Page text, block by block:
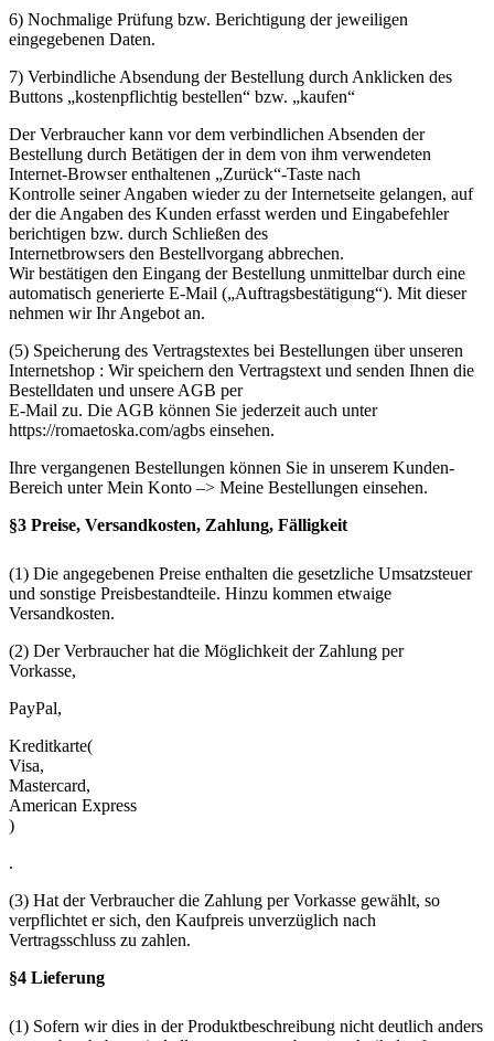
6) Nochmalige Prüfung bzw. Berichtigung der jeweiligen
eingegebenen Daten.
7) Verbindliche Absendung der Bestellung durch Anklicken des
Buttons „kostenpflichtig bestellen“ bzw. „kaufen“
Der Verbraucher kann vor dem verbindlichen Absenden der
Bestellung durch Betätigen der in dem von ihm verwendeten
Internet-Browser enthaltenen „Zurück“-Taste nach
Kontrolle seiner Angaben wieder zu der Internetseite gelangen, auf
der die Angaben des Kunden erfasst werden und Eingabefehler
berichtigen bzw. durch Schließen des
Internetbrowsers den Bestellvorgang abbrechen.
Wir bestätigen den Eingang der Bestellung unmittelbar durch eine
automatisch generierte E-Mail („Auftragsbestätigung“). Mit dieser
nehmen wir Ihr Angebot an.
(5) Speicherung des Vertragstextes bei Bestellungen über unseren
Internetshop : Wir speichern den Vertragstext und senden Ihnen die
Bestelldaten und unsere AGB per
E-Mail zu. Die AGB können Sie jederzeit auch unter
https://romaetoska.com/agbs einsehen.
Ihre vergangenen Bestellungen können Sie in unserem Kunden-
Bereich unter Mein Konto –> Meine Bestellungen einsehen.
§3 Preise, Versandkosten, Zahlung, Fälligkeit
(1) Die angegebenen Preise enthalten die gesetzliche Umsatzsteuer
und sonstige Preisbestandteile. Hinzu kommen etwaige
Versandkosten.
(2) Der Verbraucher hat die Möglichkeit der Zahlung per
Vorkasse,
PayPal,
Kreditkarte(
Visa,
Mastercard,
American Express
)
.
(3) Hat der Verbraucher die Zahlung per Vorkasse gewählt, so
verpflichtet er sich, den Kaufpreis unverzüglich nach
Vertragsschluss zu zahlen.
§4 Lieferung
(1) Sofern wir dies in der Produktbeschreibung nicht deutlich anders